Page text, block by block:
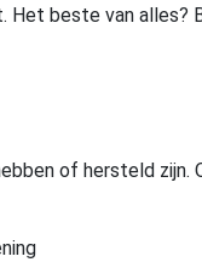
beste van
of hersteld